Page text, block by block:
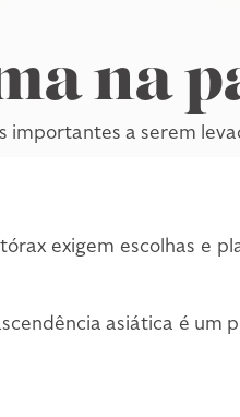
na
importantes a serem
exigem escolhas e
asiática é